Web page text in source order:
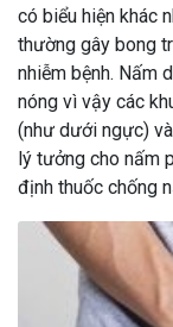
có biểu hiện khác
thường gây bong
nhiễm bệnh. Nấm
nóng vì vậy các
(như dưới ngực)
lý tưởng cho nấm
định thuốc chống